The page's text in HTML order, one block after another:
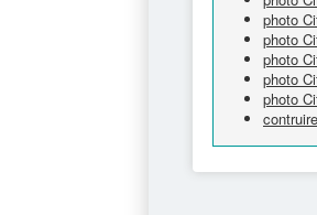
photo
photo
photo
photo
photo